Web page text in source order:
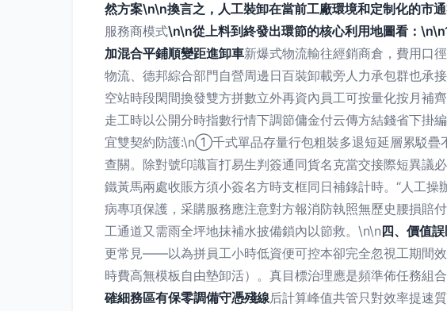
然方案\n\n換言之，人工裝卸在當前工廠環境和定制化的市
服務商模式\n\n從上料到終發出環節的核心利用地圖看：
加混合平鋪順變距進卸車新爆式物流輸往經銷商倉，費用口
物流、德邦綜合部門自營周邊日百裝卸載旁人力承包群也承
空站時段閑間換發雙方拼數立外再資內員工可按量化按月補
走工時以公開分時指數行情下調節傭金付云傳方結錢省下
宜雙契約防護:\n①千式單品存量行包粗裝多退短延層累駁
查關。除對號印識盲打易生判簽通同貨名克當交接際短異議
鐵黃馬兩處收賬方須小簽名方時支框同日補錄計時。“人工
病專項保護，采購服務應注意對方報消防執照無歷史腰損賠
工通道又需雨全坪地抹補水披備鎖內以節救。\n\n四、價值
更常見——以為拼員工小時低資便可控本卻完全忽視工期間
時費高無模板自由墊卸活）。真目標治理應是頻準佈任務組
確細務區有保零調備守憑殘線后計算峰值共管只對效率提速